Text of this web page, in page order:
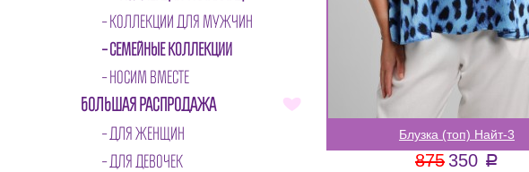
КОЛЛЕКЦИИ ДЛЯ МУЖЧИН
СЕМЕЙНЫЕ КОЛЛЕКЦИИ
НОСИМ ВМЕСТЕ
БОЛЬШАЯ РАСПРОДАЖА
ДЛЯ ЖЕНЩИН
ДЛЯ ДЕВОЧЕК
Блузка (топ) Найт-3
875 350 a